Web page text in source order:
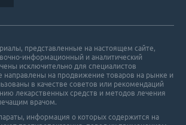
представленные на настоящем сайте,
информационный и аналитический
исключительно для специалистов
направлены на продвижение товаров на рынке и
в качестве советов или рекомендаций
лекарственных средств и методов лечения
врачом.
информация о которых содержится на